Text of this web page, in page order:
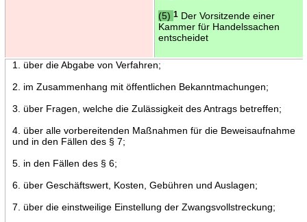
(5) 1Der Vorsitzende einer
Kammer für Handelssachen
entscheidet
1. über die Abgabe von Verfahren;
2. im Zusammenhang mit öffentlichen Bekanntmachungen;
3. über Fragen, welche die Zulässigkeit des Antrags betreffen;
4. über alle vorbereitenden Maßnahmen für die Beweisaufnahme
und in den Fällen des § 7;
5. in den Fällen des § 6;
6. über Geschäftswert, Kosten, Gebühren und Auslagen;
7. über die einstweilige Einstellung der Zwangsvollstreckung;